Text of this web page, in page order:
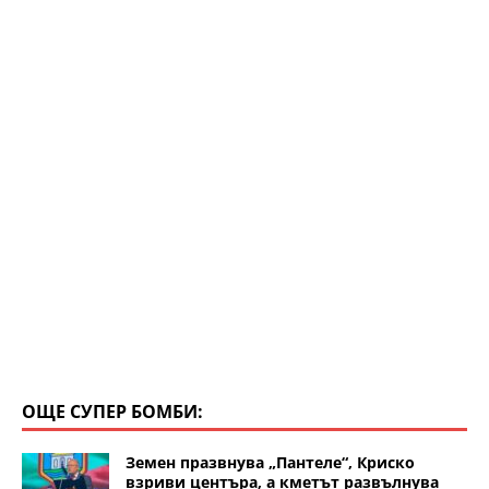
ОЩЕ СУПЕР БОМБИ:
Земен празвнува „Пантеле“, Криско
взриви центъра, а кметът развълнува